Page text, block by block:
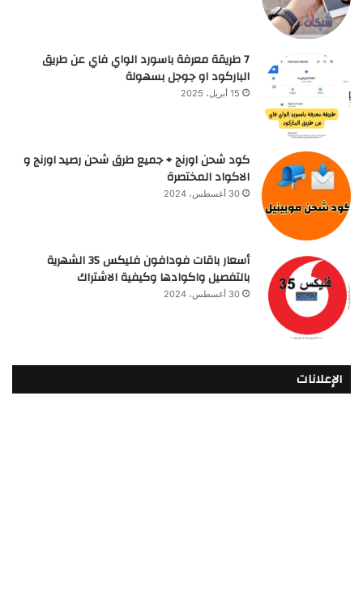
7 طريقة معرفة باسورد الواي فاي عن طريق
الباركود او جوجل بسهولة
15 أبريل، 2025
كود شحن اورنج + جميع طرق شحن رصيد اورنج و
الاكواد المختصرة
30 أغسطس، 2024
أسعار باقات فودافون فلیکس 35 الشهرية
بالتفصيل واكوادها وكيفية الاشتراك
30 أغسطس، 2024
الإعلانات